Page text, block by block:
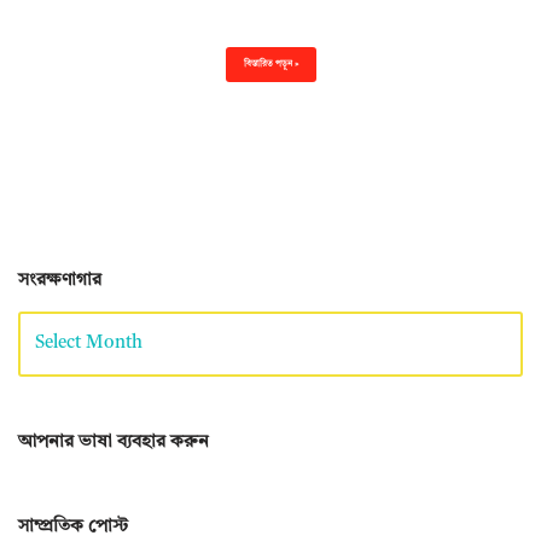
বিস্তারিত পড়ুন »
সংরক্ষণাগার
আপনার ভাষা ব্যবহার করুন
সাম্প্রতিক পোস্ট